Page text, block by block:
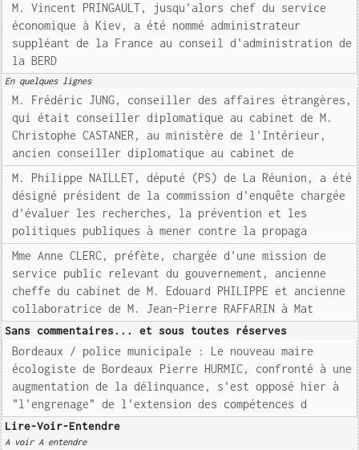
M. Vincent PRINGAULT, jusqu'alors chef du service
économique à Kiev, a été nommé administrateur
suppléant de la France au conseil d'administration de
la BERD
En quelques lignes
M. Frédéric JUNG, conseiller des affaires étrangères,
qui était conseiller diplomatique au cabinet de M.
Christophe CASTANER, au ministère de l'Intérieur,
ancien conseiller diplomatique au cabinet de
M. Philippe NAILLET, député (PS) de La Réunion, a été
désigné président de la commission d'enquête chargée
d'évaluer les recherches, la prévention et les
politiques publiques à mener contre la propaga
Mme Anne CLERC, préfète, chargée d'une mission de
service public relevant du gouvernement, ancienne
cheffe du cabinet de M. Edouard PHILIPPE et ancienne
collaboratrice de M. Jean-Pierre RAFFARIN à Mat
Sans commentaires... et sous toutes réserves
Bordeaux / police municipale : Le nouveau maire
écologiste de Bordeaux Pierre HURMIC, confronté à une
augmentation de la délinquance, s'est opposé hier à
"l'engrenage" de l'extension des compétences d
Lire-Voir-Entendre
A voir A entendre